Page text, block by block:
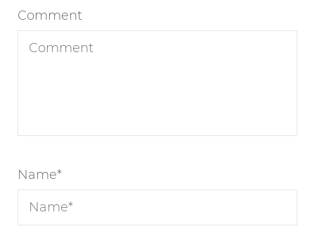
Comment
Name*